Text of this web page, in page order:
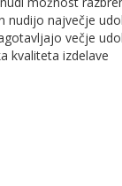
nudijo največje
večje
kvaliteta izdelave